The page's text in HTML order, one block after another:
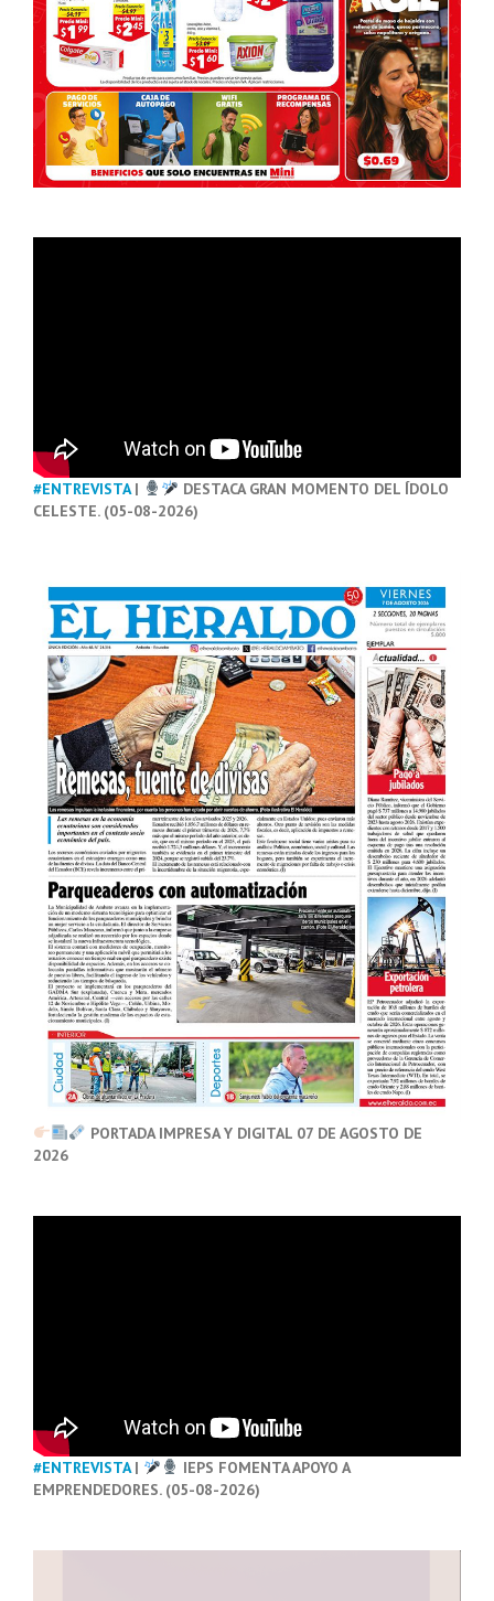
#ENTREVISTA|
DESTACA GRAN MOMENTO DEL ÍDOLO
CELESTE. (05-08-2026)
PORTADA IMPRESA Y DIGITAL 07 DE AGOSTO DE
2026
#ENTREVISTA|
IEPS FOMENTA APOYO A
EMPRENDEDORES. (05-08-2026)